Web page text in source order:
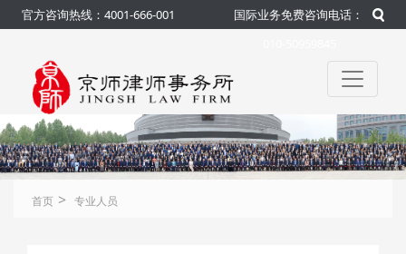
官方咨询热线：4001-666-001
国际业务免费咨询电话：
首页 > 专业人员